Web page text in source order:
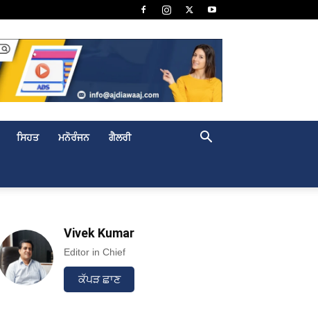
ਸਿਹਤ ਮਨੋਰੰਜਨ ਗੈਲਰੀ
Vivek Kumar
Editor in Chief
ਕੱਪੜ ਛਾਣ